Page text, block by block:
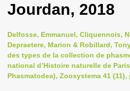
i
a
t
i
Jourdan, 2018
Delfosse, Emmanuel, Cliquennois,
Depraetere, Marion & Robillard,
des types de la collection de
national d’Histoire naturelle de
Phasmatodea), Zoosystema 41 (11),